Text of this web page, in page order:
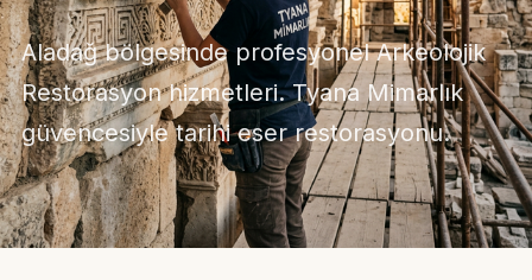
Aladağ bölgesinde profesyonel Arkeolojik
Restorasyon hizmetleri. Tyana Mimarlık
güvencesiyle tarihi eser restorasyonu.